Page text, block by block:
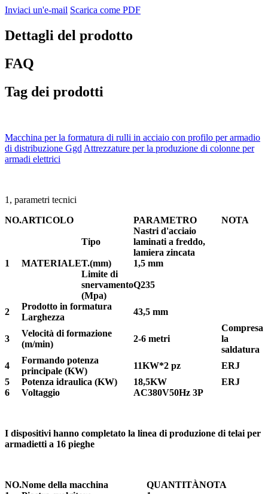
Inviaci un'e-mail Scarica come PDF
Dettagli del prodotto
FAQ
Tag dei prodotti
Macchina per la formatura di rulli in acciaio con profilo per armadio
di distribuzione Ggd Attrezzature per la produzione di colonne per
armadi elettrici
1, parametri tecnici
NO.ARTICOLO PARAMETRO NOTA
1 MATERIALE
Tipo
Nastri d'acciaio
laminati a freddo,
lamiera zincata
T.(mm)
1,5 mm
Limite di
snervamento
(Mpa)
Q235
2
Prodotto in formatura
Larghezza
43,5 mm
3
Velocità di formazione
(m/min)
2-6 metri
Compresa
la
saldatura
4
Formando potenza
principale (KW)
11KW*2 pz
ERJ
5
Potenza idraulica (KW) 18,5KW
ERJ
6
Voltaggio AC380V50Hz 3P
I dispositivi hanno completato la linea di produzione di telai per
armadietti a 16 pieghe
NO.Nome della macchina QUANTITÀNOTA